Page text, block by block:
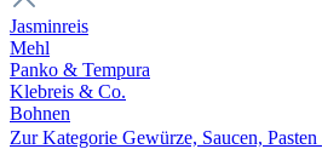
Jasminreis
Mehl
Panko & Tempura
Klebreis & Co.
Bohnen
Zur Kategorie Gewürze, Saucen, Pasten